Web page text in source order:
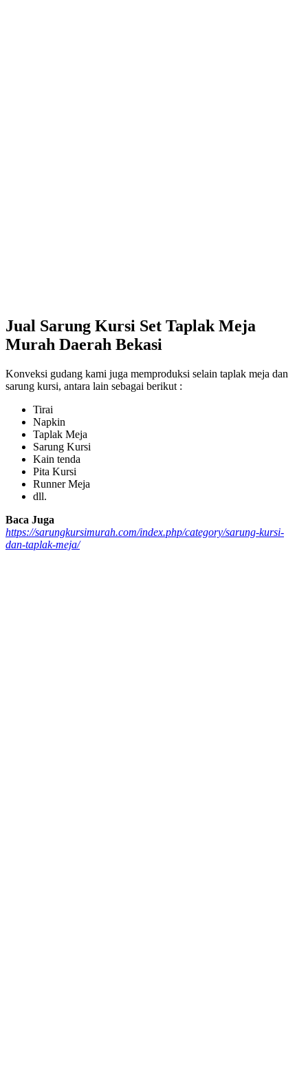
Jual Sarung Kursi Set Taplak Meja
Murah Daerah Bekasi
Konveksi gudang kami juga memproduksi selain taplak meja dan
sarung kursi, antara lain sebagai berikut :
Tirai
Napkin
Taplak Meja
Sarung Kursi
Kain tenda
Pita Kursi
Runner Meja
dll.
Baca Juga
https://sarungkursimurah.com/index.php/category/sarung-kursi-
dan-taplak-meja/